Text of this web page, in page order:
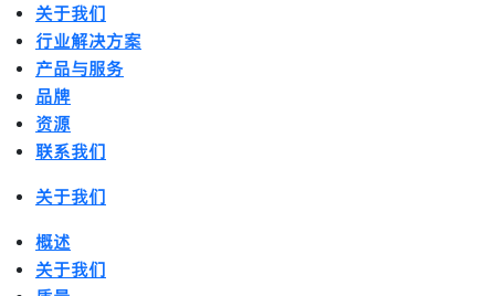
关于我们
行业解决方案
产品与服务
品牌
资源
联系我们
关于我们
概述
关于我们